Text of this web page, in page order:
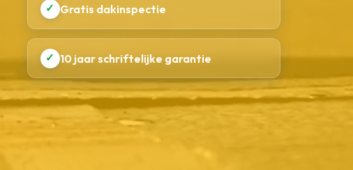
✓ Gratis dakinspectie
✓ 10 jaar schriftelijke garantie